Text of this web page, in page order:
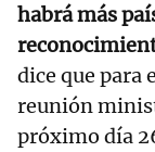
habrá más
dice que para
reunión
próximo día